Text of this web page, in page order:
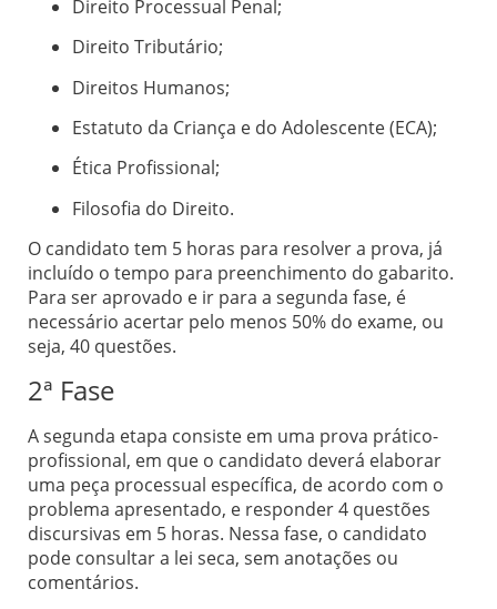
Direito Processual Penal;
Direito Tributário;
Direitos Humanos;
Estatuto da Criança e do Adolescente (ECA);
Ética Profissional;
Filosofia do Direito.
O candidato tem 5 horas para resolver a prova, já
incluído o tempo para preenchimento do gabarito.
Para ser aprovado e ir para a segunda fase, é
necessário acertar pelo menos 50% do exame, ou
seja, 40 questões.
2ª Fase
A segunda etapa consiste em uma prova prático-
profissional, em que o candidato deverá elaborar
uma peça processual específica, de acordo com o
problema apresentado, e responder 4 questões
discursivas em 5 horas. Nessa fase, o candidato
pode consultar a lei seca, sem anotações ou
comentários.